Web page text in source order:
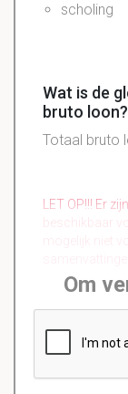
scholing
Wat is de
bruto loon?
Totaal bruto
LET OP!!! Er
beschikbaar
Om